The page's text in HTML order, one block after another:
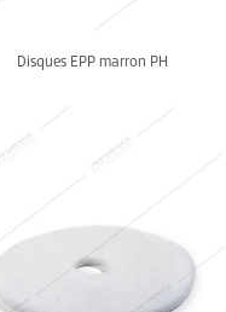
Disques EPP marron PH